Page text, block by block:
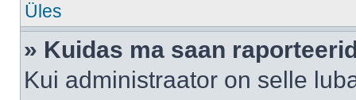
Üles
» Kuidas ma saan
Kui administraator on selle